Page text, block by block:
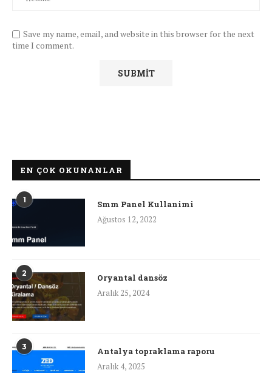
Save my name, email, and website in this browser for the next
time I comment.
EN ÇOK OKUNANLAR
1
Smm Panel Kullanimi
Ağustos 12, 2022
2
Oryantal dansöz
Aralık 25, 2024
3
Antalya topraklama raporu
Aralık 4, 2025